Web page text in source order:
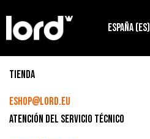
España (es)
Tienda
eshop@lord.eu
Atención del servicio técnico